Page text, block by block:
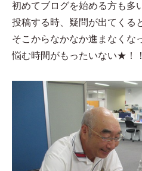
初めてブログを始める方も多
投稿する時、疑問が出てくる
そこからなかなか進まなくな
悩む時間がもったいない★！！